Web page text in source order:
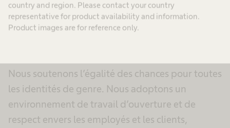
country and region. Please contact your country
representative for product availability and information.
Product images are for reference only.
Genre et orientation
Nous soutenons l’égalité des chances pour toutes
les identités de genre. Nous adoptons un
environnement de travail d’ouverture et de
respect envers les employés et les clients,